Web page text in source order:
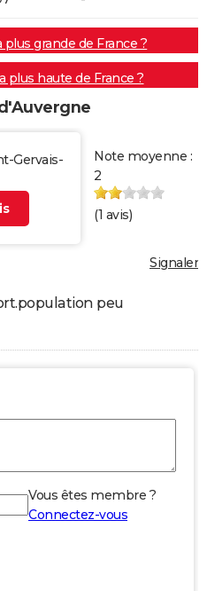
grande de France ?
plus haute de France ?
Gervais-
Note moyenne :
2
(1 avis)
Signaler
peu
Vous êtes membre ?
Connectez-vous